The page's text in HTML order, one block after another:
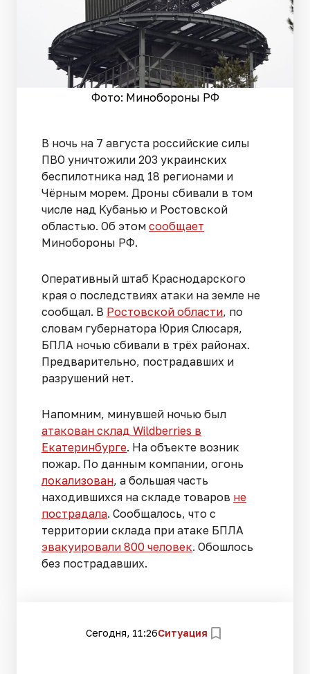
Фото: Минобороны РФ
В ночь на 7 августа российские силы
ПВО уничтожили 203 украинских
беспилотника над 18 регионами и
Чёрным морем. Дроны сбивали в том
числе над Кубанью и Ростовской
областью. Об этом сообщает
Минобороны РФ.
Оперативный штаб Краснодарского
края о последствиях атаки на земле не
сообщал. В Ростовской области, по
словам губернатора Юрия Слюсаря,
БПЛА ночью сбивали в трёх районах.
Предварительно, пострадавших и
разрушений нет.
Напомним, минувшей ночью был
атакован склад Wildberries в
Екатеринбурге. На объекте возник
пожар. По данным компании, огонь
локализован, а большая часть
находившихся на складе товаров не
пострадала. Сообщалось, что с
территории склада при атаке БПЛА
эвакуировали 800 человек. Обошлось
без пострадавших.
Сегодня, 11:26Ситуация